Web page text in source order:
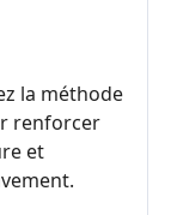
la méthode
renforcer
et